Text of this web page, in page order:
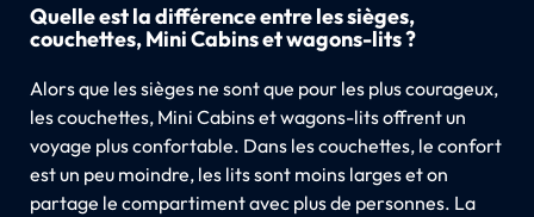
Quelle est la différence entre les sièges,
couchettes, Mini Cabins et wagons-lits ?
Alors que les sièges ne sont que pour les plus courageux,
les couchettes, Mini Cabins et wagons-lits offrent un
voyage plus confortable. Dans les couchettes, le confort
est un peu moindre, les lits sont moins larges et on
partage le compartiment avec plus de personnes. La